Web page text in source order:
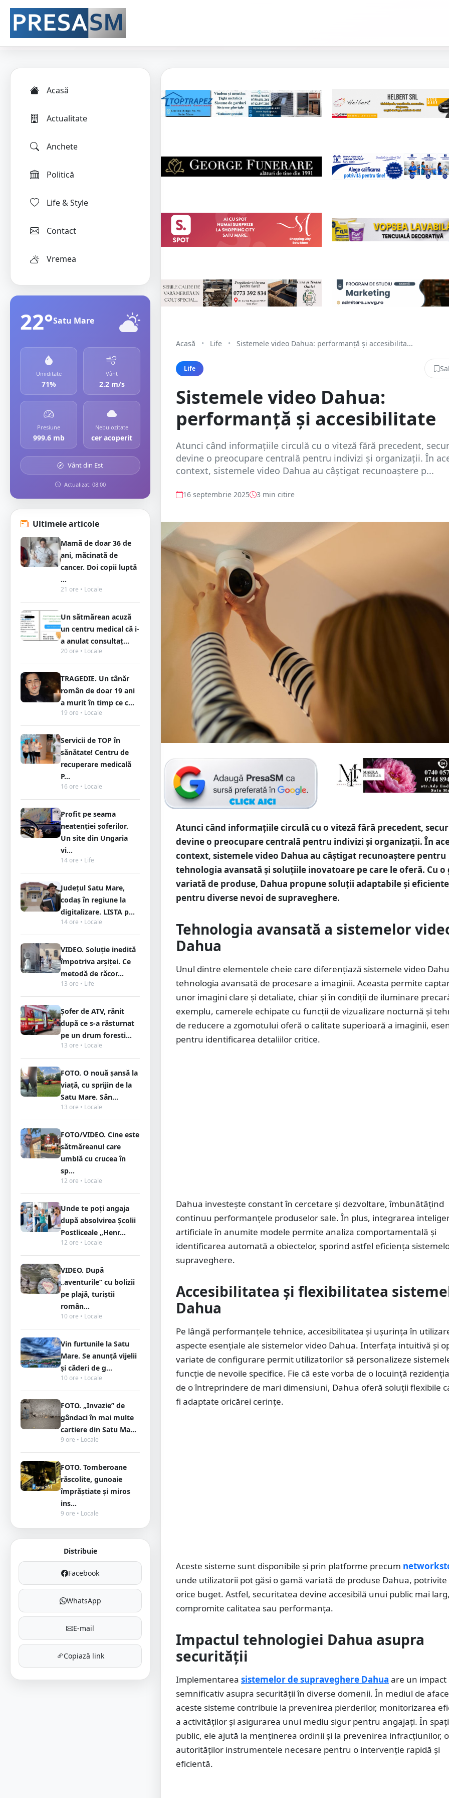
Acasă
Actualitate
Anchete
Politică
Life & Style
Contact
Vremea
22°Satu Mare
Umiditate
71%
Vânt
2.2 m/s
Presiune
999.6 mb
Nebulozitate
cer acoperit
Vânt din Est
Actualizat: 08:00
Ultimele articole
Mamă de doar 36 de
ani, măcinată de
cancer. Doi copii luptă
...
21 ore • Locale
Un sătmărean acuză
un centru medical că i-
a anulat consultaț...
20 ore • Locale
TRAGEDIE. Un tânăr
român de doar 19 ani
a murit în timp ce c...
19 ore • Locale
Servicii de TOP în
sănătate! Centru de
recuperare medicală
P...
16 ore • Locale
Profit pe seama
neatenției șoferilor.
Un site din Ungaria
vi...
14 ore • Life
Județul Satu Mare,
codaș în regiune la
digitalizare. LISTA p...
14 ore • Locale
VIDEO. Soluție inedită
împotriva arșiței. Ce
metodă de răcor...
13 ore • Life
Șofer de ATV, rănit
după ce s-a răsturnat
pe un drum foresti...
13 ore • Locale
FOTO. O nouă șansă la
viață, cu sprijin de la
Satu Mare. Sân...
13 ore • Locale
FOTO/VIDEO. Cine este
sătmăreanul care
umblă cu crucea în
sp...
12 ore • Locale
Unde te poți angaja
după absolvirea Școlii
Postliceale „Henr...
12 ore • Locale
VIDEO. După
„aventurile” cu bolizii
pe plajă, turiștii
român...
10 ore • Locale
Vin furtunile la Satu
Mare. Se anunță vijelii
și căderi de g...
10 ore • Locale
FOTO. „Invazie” de
gândaci în mai multe
cartiere din Satu Ma...
9 ore • Locale
FOTO. Tomberoane
răscolite, gunoaie
împrăștiate și miros
ins...
9 ore • Locale
Distribuie
Facebook
WhatsApp
E-mail
Copiază link
Acasă • Life • Sistemele video Dahua: performanță și accesibilita...
Life
Sistemele video Dahua:
performanță și accesibilitate
Atunci când informațiile circulă cu o viteză fără precedent,
devine o preocupare centrală pentru indivizi și organizații. În
context, sistemele video Dahua au câștigat recunoaștere p...
16 septembrie 2025 3 min citire
Atunci când informațiile circulă cu o viteză fără precedent,
devine o preocupare centrală pentru indivizi și organizații. În
context, sistemele video Dahua au câștigat recunoaștere pentru
tehnologia avansată și soluțiile inovatoare pe care le oferă. Cu o
variată de produse, Dahua propune soluții adaptabile și eficiente
pentru diverse nevoi de supraveghere.
Tehnologia avansată a sistemelor
Dahua
Unul dintre elementele cheie care diferențiază sistemele video
tehnologia avansată de procesare a imaginii. Aceasta permite
unor imagini clare și detaliate, chiar și în condiții de iluminare
exemplu, camerele echipate cu funcții de vizualizare nocturnă și
de reducere a zgomotului oferă o calitate superioară a imaginii,
pentru identificarea detaliilor critice.
Dahua investește constant în cercetare și dezvoltare, îmbunătățind
continuu performanțele produselor sale. În plus, integrarea
artificiale în anumite modele permite analiza comportamentală și
identificarea automată a obiectelor, sporind astfel eficiența
supraveghere.
Accesibilitatea și flexibilitatea
Dahua
Pe lângă performanțele tehnice, accesibilitatea și ușurința în
aspecte esențiale ale sistemelor video Dahua. Interfața intuitivă și
variate de configurare permit utilizatorilor să personalizeze
funcție de nevoile specifice. Fie că este vorba de o locuință
de o întreprindere de mari dimensiuni, Dahua oferă soluții flexibile
fi adaptate oricărei cerințe.
Aceste sisteme sunt disponibile și prin platforme precum
unde utilizatorii pot găsi o gamă variată de produse Dahua,
orice buget. Astfel, securitatea devine accesibilă unui public mai
compromite calitatea sau performanța.
Impactul tehnologiei Dahua asupra
securității
Implementarea sistemelor de supraveghere Dahua are un impact
semnificativ asupra securității în diverse domenii. În mediul de
aceste sisteme contribuie la prevenirea pierderilor, monitorizarea
a activităților și asigurarea unui mediu sigur pentru angajați. În
public, ele ajută la menținerea ordinii și la prevenirea infracțiunilor,
autorităților instrumentele necesare pentru o intervenție rapidă și
eficientă.